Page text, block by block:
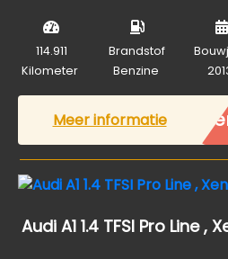
114.911
Kilometer
Brandstof
Benzine
Meer informatie
Audi A1 1.4 TFSI Pro Line ,